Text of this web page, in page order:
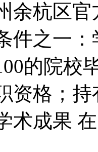
余杭区
件之一
的院校
资格；
术成果